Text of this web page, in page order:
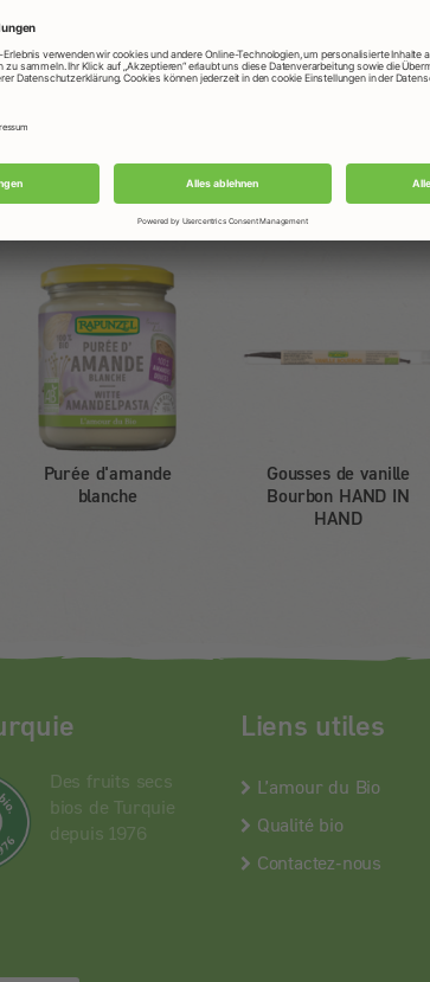
Rapunzel
Purée d'amande
blanche
Gousses de vanille
Bourbon HAND IN
HAND
Des fruits secs
bios de Turquie
depuis 1976
Liens utiles
L’amour du Bio
Qualité bio
Contactez-nous